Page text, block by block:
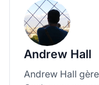
Andrew Hall
Andrew Hall